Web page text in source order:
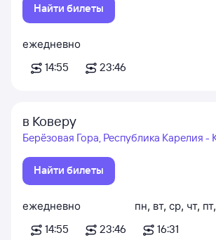
Найти билеты
ежедневно
14:55
23:46
в Коверу
Берёзовая Гора, Республика Карелия -
Найти билеты
ежедневно
14:55
23:46
пн, вт, ср, чт, пт,
16:31